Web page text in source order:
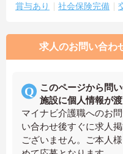
賞与あり
社会保険完備
求人のお問い合わ
このページから問
施設に個人情報が
マイナビ介護職へのお
い合わせ後すぐに求人
ございません。ご本人